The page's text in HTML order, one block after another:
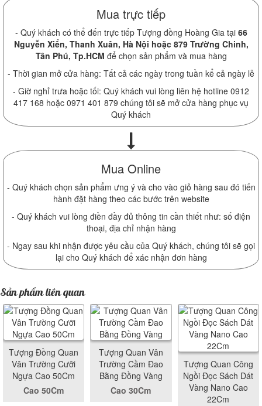
Mua trực tiếp
- Quý khách có thể đến trực tiếp Tượng đồng Hoàng Gia tại 66
Nguyễn Xiển, Thanh Xuân, Hà Nội hoặc 879 Trường Chinh,
Tân Phú, Tp.HCM để chọn sản phẩm và mua hàng
- Thời gian mở cửa hàng: Tất cả các ngày trong tuần kể cả ngày lễ
- Giờ nghỉ trưa hoặc tối: Quý khách vui lòng liên hệ hotline 0912
417 168 hoặc 0971 401 879 chúng tôi sẽ mở cửa hàng phục vụ
Quý khách
Mua Online
- Quý khách chọn sản phẩm ưng ý và cho vào giỏ hàng sau đó tiến
hành đặt hàng theo các bước trên website
- Quý khách vui lòng điền đầy đủ thông tin cần thiết như: số điện
thoại, địa chỉ nhận hàng
- Ngay sau khi nhận được yêu cầu của Quý khách, chúng tôi sẽ gọi
lại cho Quý khách để xác nhận đơn hàng
Sản phẩm liên quan
Tượng Đồng Quan
Vân Trường Cưỡi
Ngựa Cao 50Cm
Cao 50Cm
Tượng Quan Vân
Trường Cầm Đao
Bằng Đồng Vàng
Cao 30Cm
Tượng Quan Công
Ngồi Đọc Sách Dát
Vàng Nano Cao
22Cm